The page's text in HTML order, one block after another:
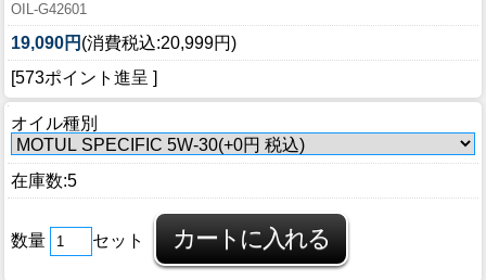
OIL-G42601
19,090円 (消費税込:20,999円)
[573ポイント進呈 ]
オイル種別
在庫数:5
数量 セット